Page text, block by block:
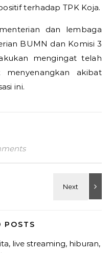
terhadap TPK Koja.
dan lembaga
BUMN dan Komisi 3
mengingat telah
akibat
ini.
POSTS